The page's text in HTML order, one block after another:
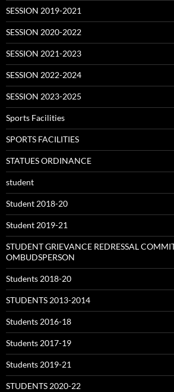
SESSION 2019-2021
SESSION 2020-2022
SESSION 2021-2023
SESSION 2022-2024
SESSION 2023-2025
Sports Facilities
SPORTS FACILITIES
STATUES ORDINANCE
student
Student 2018-20
Student 2019-21
STUDENT GRIEVANCE REDRESSAL
OMBUDSPERSON
Students 2018-20
STUDENTS 2013-2014
Students 2016-18
Students 2017-19
Students 2019-21
STUDENTS 2020-22